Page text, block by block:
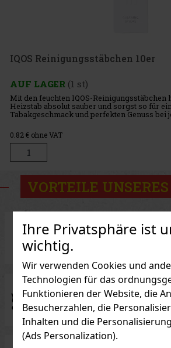
Ihre Privatsphäre ist
wichtig.
Wir verwenden Cookies und
Technologien für das
Funktionieren der Website, die
Besucherzahlen, die
Inhalten und die
(Ads Personalization).
IQOS Reinigungsstäbchen 10er
AUF LAGER (1 st)
Mit den feuchten IQOS-Reinigungsstäbchen
Heizstab absolut sauber und sorgst so für
Tabakgeschmack und perfekten Genuss bei
Packung enthält 10 Reinigungsstäbchen.
0.82€ ohne VAT
VORTEILE
Traditioneller Verkäufer
Exklusive Zigarren-Marken